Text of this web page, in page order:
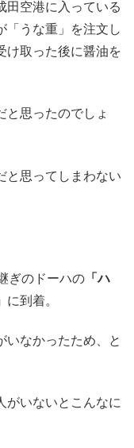
田空港に入っている
「うな重」を注文し
け取った後に醤油を
と思ったのでしょ
と思ってしまわない
ぎのドーハの 「ハ
に到着。
いなかったため、と
がいないとこんなに